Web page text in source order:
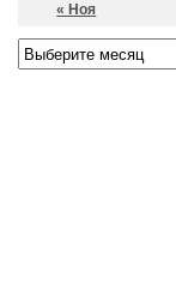
« Ноя